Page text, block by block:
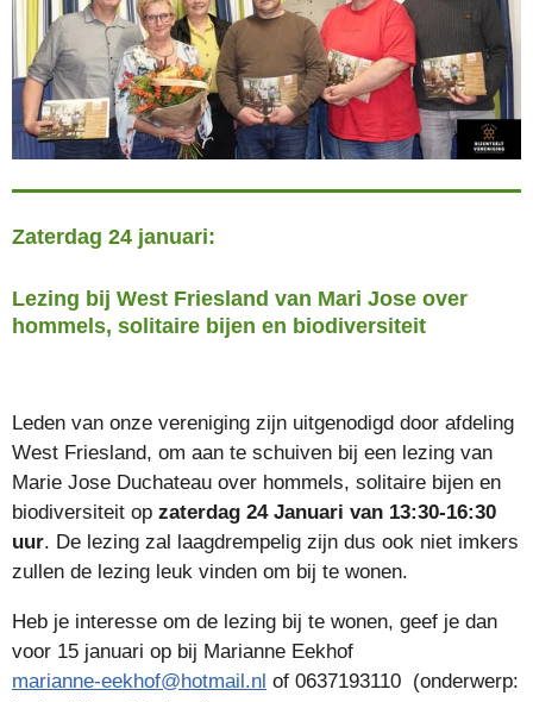
Zaterdag 24 januari:
Lezing bij West Friesland van Mari Jose over
hommels, solitaire bijen en biodiversiteit
Leden van onze vereniging zijn uitgenodigd door afdeling
West Friesland, om aan te schuiven bij een lezing van
Marie Jose Duchateau over hommels, solitaire bijen en
biodiversiteit op zaterdag 24 Januari van 13:30-16:30
uur. De lezing zal laagdrempelig zijn dus ook niet imkers
zullen de lezing leuk vinden om bij te wonen.
Heb je interesse om de lezing bij te wonen, geef je dan
voor 15 januari op bij Marianne Eekhof
marianne-eekhof@hotmail.nl of 0637193110 (onderwerp: